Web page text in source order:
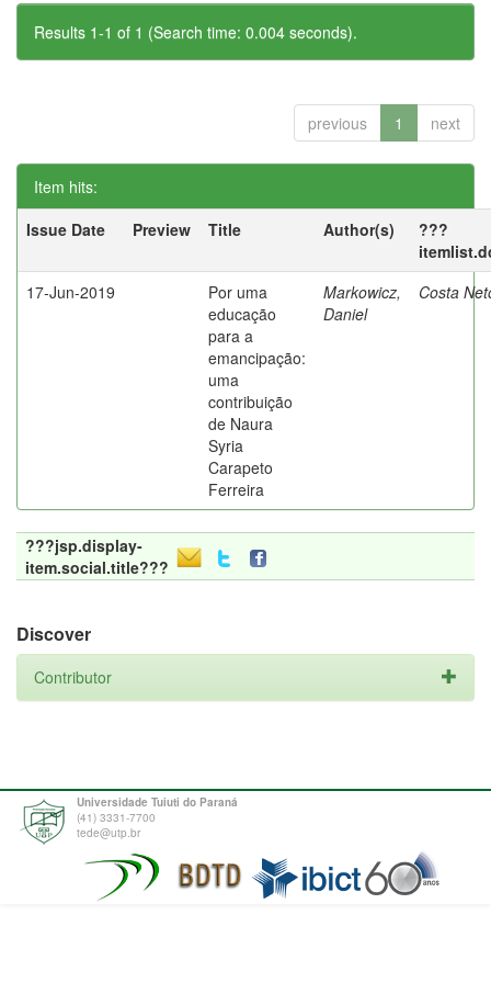
Results 1-1 of 1 (Search time: 0.004 seconds).
previous 1 next
Item hits:
Issue Date
Preview Title Author(s)
???
17-Jun-2019
Por uma
educação
para a
emancipação:
uma
contribuição
de Naura
Syria
Carapeto
Ferreira
Markowicz,
Daniel
Costa
???jsp.display-
item.social.title???
Discover
Contributor
Universidade Tuiuti do Paraná
(41) 3331-7700
tede@utp.br